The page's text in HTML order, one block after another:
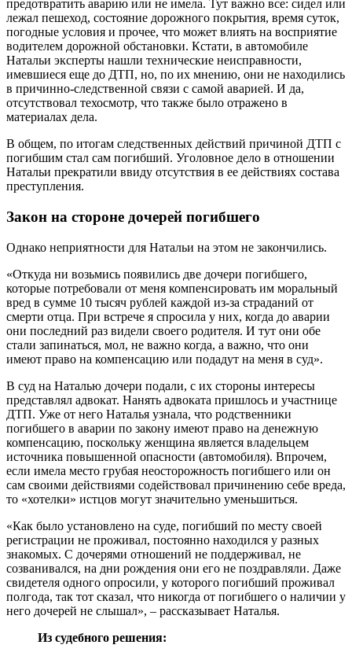
предотвратить аварию или не имела. Тут важно все: сидел или
лежал пешеход, состояние дорожного покрытия, время суток,
погодные условия и прочее, что может влиять на восприятие
водителем дорожной обстановки. Кстати, в автомобиле
Натальи эксперты нашли технические неисправности,
имевшиеся еще до ДТП, но, по их мнению, они не находились
в причинно-следственной связи с самой аварией. И да,
отсутствовал техосмотр, что также было отражено в
материалах дела.
В общем, по итогам следственных действий причиной ДТП с
погибшим стал сам погибший. Уголовное дело в отношении
Натальи прекратили ввиду отсутствия в ее действиях состава
преступления.
Закон на стороне дочерей погибшего
Однако неприятности для Натальи на этом не закончились.
«Откуда ни возьмись появились две дочери погибшего,
которые потребовали от меня компенсировать им моральный
вред в сумме 10 тысяч рублей каждой из-за страданий от
смерти отца. При встрече я спросила у них, когда до аварии
они последний раз видели своего родителя. И тут они обе
стали запинаться, мол, не важно когда, а важно, что они
имеют право на компенсацию или подадут на меня в суд».
В суд на Наталью дочери подали, с их стороны интересы
представлял адвокат. Нанять адвоката пришлось и участнице
ДТП. Уже от него Наталья узнала, что родственники
погибшего в аварии по закону имеют право на денежную
компенсацию, поскольку женщина является владельцем
источника повышенной опасности (автомобиля). Впрочем,
если имела место грубая неосторожность погибшего или он
сам своими действиями содействовал причинению себе вреда,
то «хотелки» истцов могут значительно уменьшиться.
«Как было установлено на суде, погибший по месту своей
регистрации не проживал, постоянно находился у разных
знакомых. С дочерями отношений не поддерживал, не
созванивался, на дни рождения они его не поздравляли. Даже
свидетеля одного опросили, у которого погибший проживал
полгода, так тот сказал, что никогда от погибшего о наличии у
него дочерей не слышал», – рассказывает Наталья.
Из судебного решения: